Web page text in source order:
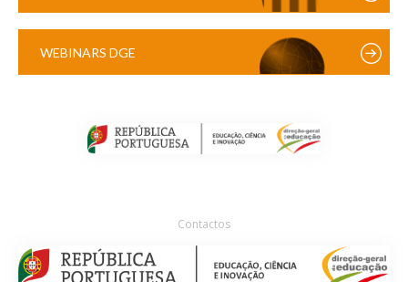
WEBINARS DGE
Contactos